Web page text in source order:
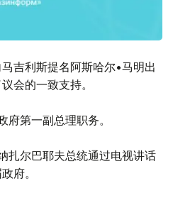
吉利斯提名阿斯哈尔•马明出
会的一致支持。
府第一副总理职务。
扎尔巴耶夫总统通过电视讲话
府。